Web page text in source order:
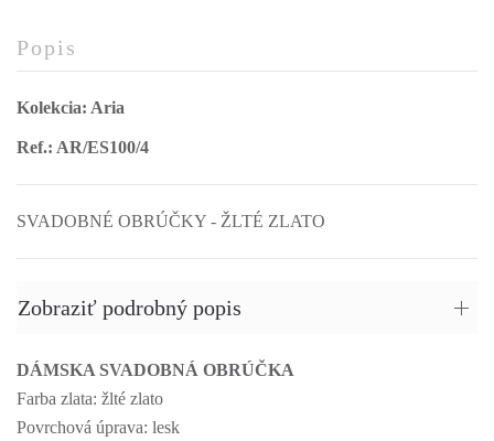
Popis
Kolekcia: Aria
Ref.: AR/ES100/4
SVADOBNÉ OBRÚČKY - ŽLTÉ ZLATO
Zobraziť podrobný popis
DÁMSKA SVADOBNÁ OBRÚČKA
Farba zlata: žlté zlato
Povrchová úprava: lesk